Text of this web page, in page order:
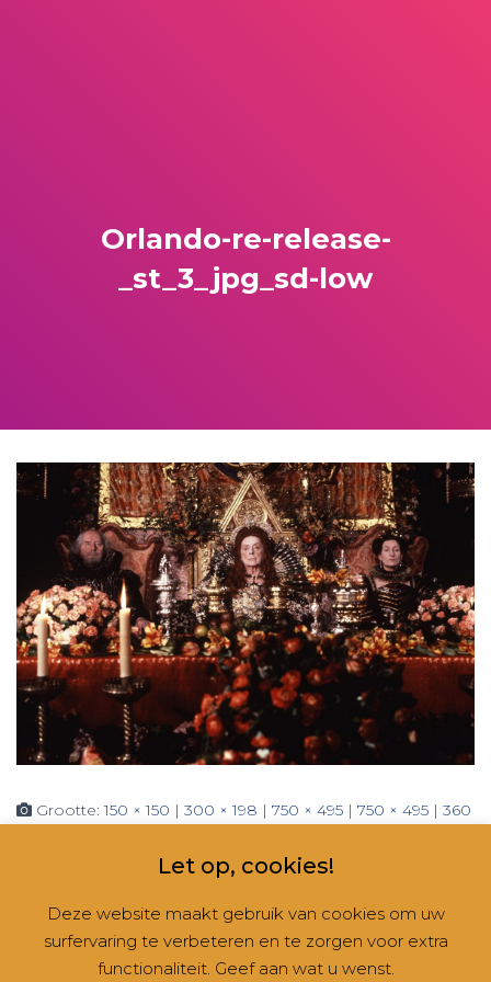
Orlando-re-release-
_st_3_jpg_sd-low
Grootte:150 × 150 | 300 × 198 | 750 × 495 | 750 × 495 | 360
CONTACT NIEUWSBRIEVEN RUBRIEKEN
Let op, cookies!
Deze website maakt gebruik van cookies om uw
surfervaring te verbeteren en te zorgen voor extra
functionaliteit. Geef aan wat u wenst.